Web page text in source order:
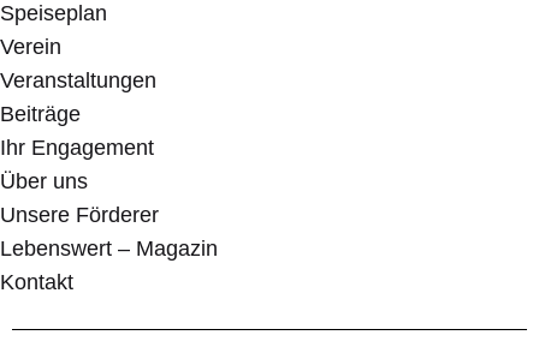
Speiseplan
Verein
Veranstaltungen
Beiträge
Ihr Engagement
Über uns
Unsere Förderer
Lebenswert – Magazin
Kontakt